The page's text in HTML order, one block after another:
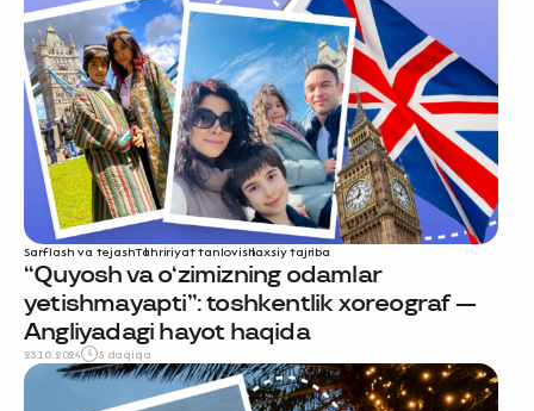
Sarflash va tejashTahririyat tanlovishaxsiy tajriba
“Quyosh va o‘zimizning odamlar
yetishmayapti”: toshkentlik xoreograf —
Angliyadagi hayot haqida
23.10.2024 5 daqiqa